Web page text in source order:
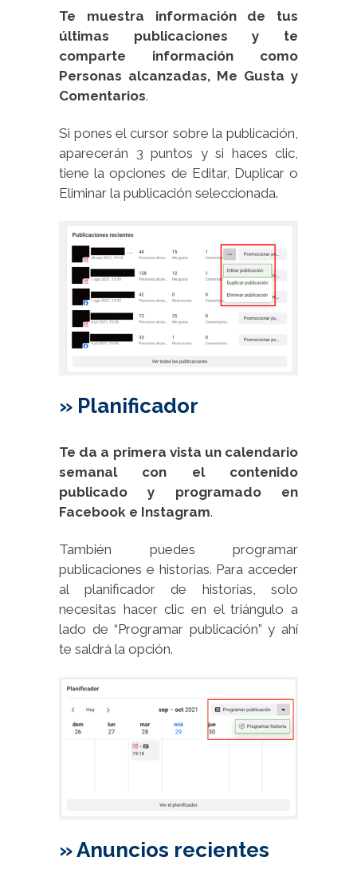
Te muestra información de tus
últimas publicaciones y te
comparte información como
Personas alcanzadas, Me Gusta y
Comentarios.
Si pones el cursor sobre la publicación,
aparecerán 3 puntos y si haces clic,
tiene la opciones de Editar, Duplicar o
Eliminar la publicación seleccionada.
» Planificador
Te da a primera vista un calendario
semanal con el contenido
publicado y programado en
Facebook e Instagram.
También puedes programar
publicaciones e historias. Para acceder
al planificador de historias, solo
necesitas hacer clic en el triángulo a
lado de “Programar publicación” y ahí
te saldrá la opción.
» Anuncios recientes